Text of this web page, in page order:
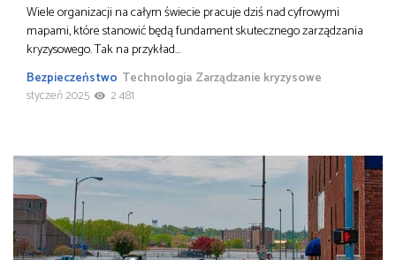
Wiele organizacji na całym świecie pracuje dziś nad cyfrowymi
mapami, które stanowić będą fundament skutecznego zarządzania
kryzysowego. Tak na przykład…
Bezpieczeństwo Technologia Zarządzanie kryzysowe
styczeń 2025
2 481